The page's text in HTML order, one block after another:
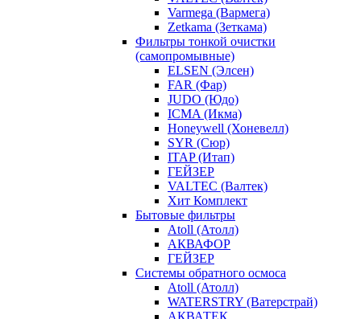
Varmega (Вармега)
Zetkama (Зеткама)
Фильтры тонкой очистки
(самопромывные)
ELSEN (Элсен)
FAR (Фар)
JUDO (Юдо)
ICMA (Икма)
Honeywell (Хоневелл)
SYR (Сюр)
ITAP (Итап)
ГЕЙЗЕР
VALTEC (Валтек)
Хит Комплект
Бытовые фильтры
Atoll (Атолл)
АКВАФОР
ГЕЙЗЕР
Системы обратного осмоса
Atoll (Атолл)
WATERSTRY (Ватерстрай)
АКВАТЕК